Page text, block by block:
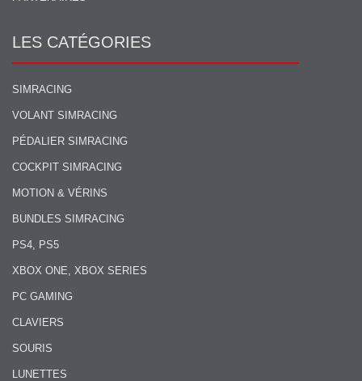
LES CATÉGORIES
SIMRACING
VOLANT SIMRACING
PÉDALIER SIMRACING
COCKPIT SIMRACING
MOTION & VÉRINS
BUNDLES SIMRACING
PS4, PS5
XBOX ONE, XBOX SERIES
PC GAMING
CLAVIERS
SOURIS
LUNETTES